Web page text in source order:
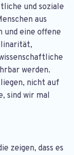
und soziale
aus
und eine offene
werden.
nicht auf
sind wir mal
zeigen, dass es